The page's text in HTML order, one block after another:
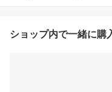
ショップ内で一緒に購